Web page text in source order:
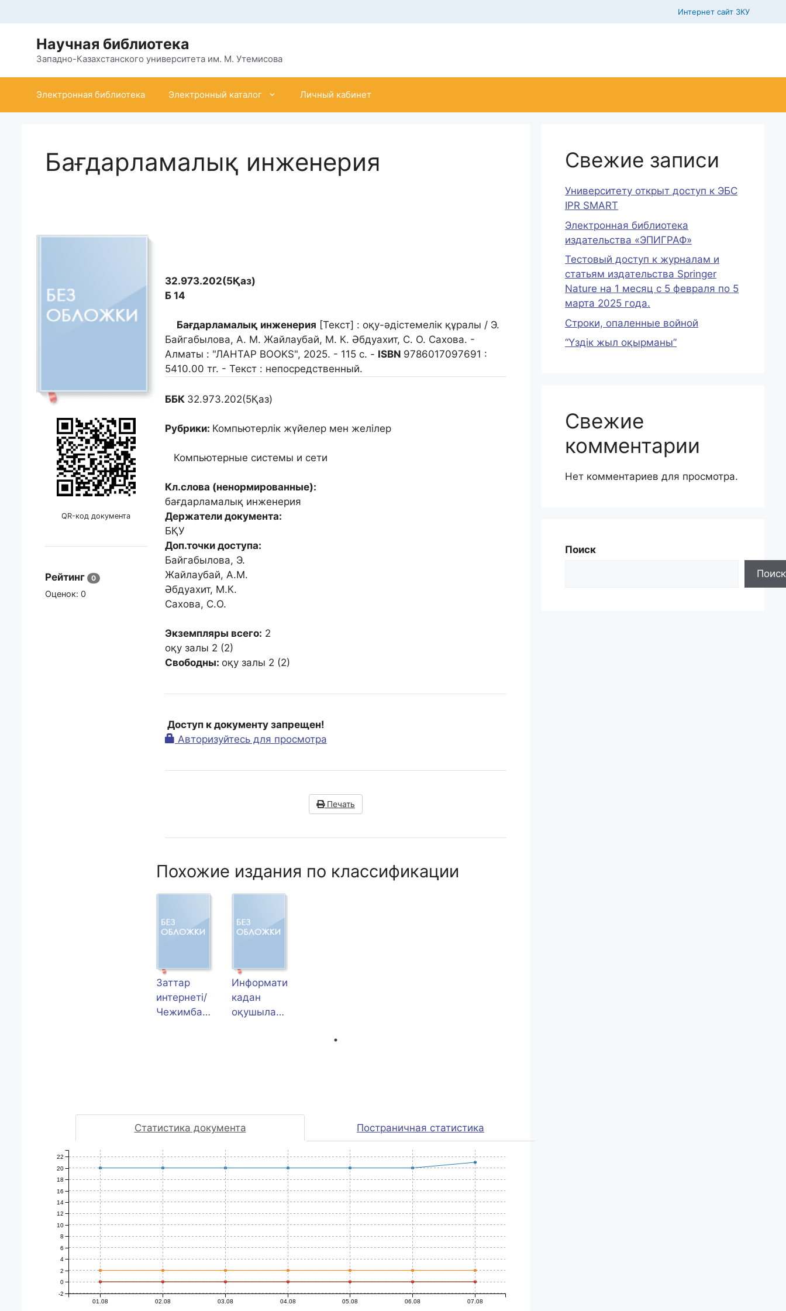
к
содержимому
Интернет сайт ЗКУ
Научная библиотека
Западно-Казахстанского университета им. М. Утемисова
Электронная библиотека Электронный каталог Личный кабинет
Бағдарламалық инженерия
QR-код документа
Рейтинг 0
Оценок: 0
32.973.202(5Қаз)
Б 14
Бағдарламалық инженерия [Текст] : оқу-әдістемелік құралы / Э.
Байгабылова, А. М. Жайлаубай, М. К. Әбдуахит, С. О. Сахова. -
Алматы : "ЛАНТАР BOOKS", 2025. - 115 с. - ISBN 9786017097691 :
5410.00 тг. - Текст : непосредственный.
ББК 32.973.202(5Қаз)
Рубрики: Компьютерлік жүйелер мен желілер
Компьютерные системы и сети
Кл.слова (ненормированные):
бағдарламалық инженерия
Держатели документа:
БҚУ
Доп.точки доступа:
Байгабылова, Э.
Жайлаубай, А.М.
Әбдуахит, М.К.
Сахова, С.О.
Экземпляры всего: 2
оқу залы 2 (2)
Свободны: оқу залы 2 (2)
Доступ к документу запрещен!
Авторизуйтесь для просмотра
Печать
Похожие издания по классификации
Заттар
интернеті/
Чежимбаев
Информати
кадан
оқушылард
ары/
Сағымбаев
Статистика документа Постраничная статистика
01.08 02.08 03.08 04.08 05.08 06.08 07.08
-2
0
2
4
6
8
10
12
14
16
18
20
22
Свежие записи
Университету открыт доступ к ЭБС
IPR SMART
Электронная библиотека
издательства «ЭПИГРАФ»
Тестовый доступ к журналам и
статьям издательства Springer
Nature на 1 месяц c 5 февраля по 5
марта 2025 года.
Строки, опаленные войной
“Үздік жыл оқырманы”
Свежие
комментарии
Нет комментариев для просмотра.
Поиск
Поиск